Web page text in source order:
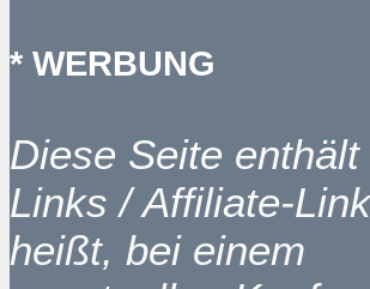
* WERBUNG
Diese Seite enthält
Links / Affiliate-
heißt, bei einem